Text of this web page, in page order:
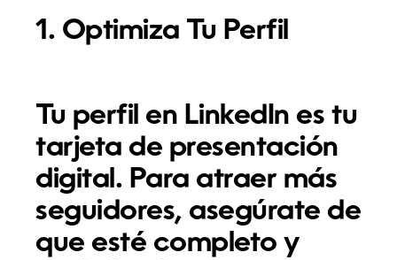
1. Optimiza Tu Perfil
Tu perfil en LinkedIn es tu
tarjeta de presentación
digital. Para atraer más
seguidores, asegúrate de
que esté completo y